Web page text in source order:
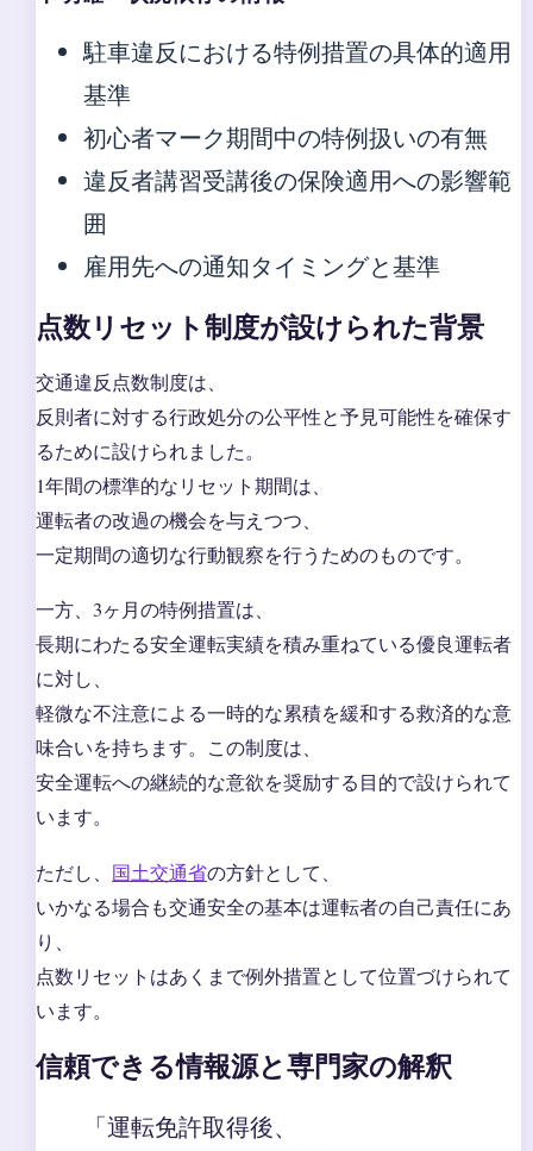
駐車違反における特例措置の具体的適用
基準
初心者マーク期間中の特例扱いの有無
違反者講習受講後の保険適用への影響範
囲
雇用先への通知タイミングと基準
点数リセット制度が設けられた背景
交通違反点数制度は、
反則者に対する行政処分の公平性と予見可能性を確保す
るために設けられました。
1年間の標準的なリセット期間は、
運転者の改過の機会を与えつつ、
一定期間の適切な行動観察を行うためのものです。
一方、3ヶ月の特例措置は、
長期にわたる安全運転実績を積み重ねている優良運転者
に対し、
軽微な不注意による一時的な累積を緩和する救済的な意
味合いを持ちます。この制度は、
安全運転への継続的な意欲を奨励する目的で設けられて
います。
ただし、 国土交通省の方針として、
いかなる場合も交通安全の基本は運転者の自己責任にあ
り、
点数リセットはあくまで例外措置として位置づけられて
います。
信頼できる情報源と専門家の解釈
「運転免許取得後、